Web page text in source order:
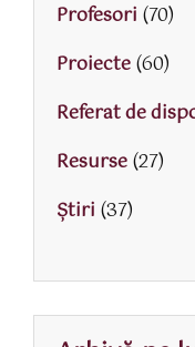
Profesori (70)
Proiecte(60)
Referat de
Resurse(27)
Știri (37)